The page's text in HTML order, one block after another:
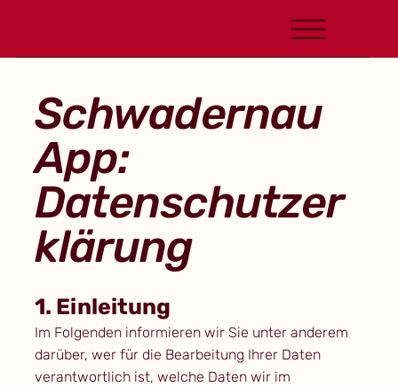
Schwadernau
App:
Datenschutzer
klärung
1. Einleitung
Im Folgenden informieren wir Sie unter anderem
darüber, wer für die Bearbeitung Ihrer Daten
verantwortlich ist, welche Daten wir im